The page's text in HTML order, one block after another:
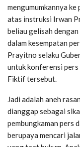
mengumumkannya
atas instruksi Irwan
beliau gelisah
dalam kesempatan
Prayitno selaku
untuk konferensi pers
Fiktif tersebut.
Jadi adalah aneh
dianggap sebagai
pembungkaman pers
berupaya mencari